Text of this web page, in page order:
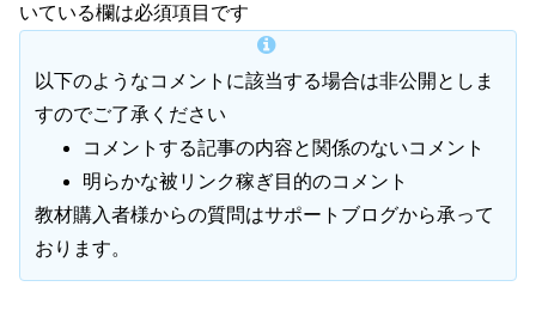
いている欄は必須項目です
以下のようなコメントに該当する場合は非公開としま
すのでご了承ください
コメントする記事の内容と関係のないコメント
明らかな被リンク稼ぎ目的のコメント
教材購入者様からの質問はサポートブログから承って
おります。